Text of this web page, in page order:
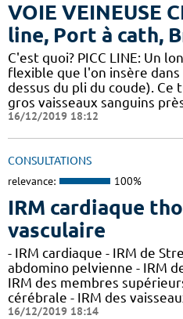
VOIE VEINEUSE
line, Port à cath,
C'est quoi? PICC LINE: Un
flexible que l'on insère
dessus du pli du coude). Ce
gros vaisseaux sanguins
16/12/2019 18:12
CONSULTATIONS
relevance: 100%
IRM cardiaque
vasculaire
- IRM cardiaque - IRM de
abdomino pelvienne - IRM
IRM des membres
cérébrale - IRM des
16/12/2019 18:14